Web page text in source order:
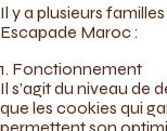
Il y a plusieurs
Escapade Maroc :
1. Fonctionnement
Il s’agit du niveau de
que les cookies qui
permettent son